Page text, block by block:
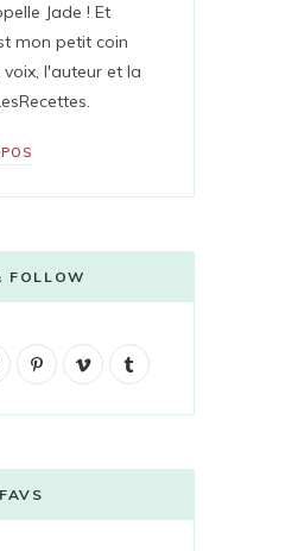
Jade ! Et
mon petit coin
voix, l'auteur et la
FOLLOW
t
P
e
V
o
l